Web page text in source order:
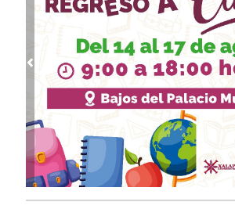
Ago 07, 2026 / 08:23
La mañanera de Claudia
Ago 07, 2026 / 08:03
¡Buen día! Excelente viernes,
Cambio Digital 👍
Ago 07, 2026 / 07:11
Fetichismo o sentir placer por
normal?
Previous